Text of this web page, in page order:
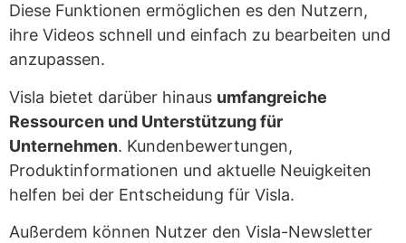
Diese Funktionen ermöglichen es den Nutzern,
ihre Videos schnell und einfach zu bearbeiten und
anzupassen.
Visla bietet darüber hinaus umfangreiche
Ressourcen und Unterstützung für
Unternehmen. Kundenbewertungen,
Produktinformationen und aktuelle Neuigkeiten
helfen bei der Entscheidung für Visla.
Außerdem können Nutzer den Visla-Newsletter